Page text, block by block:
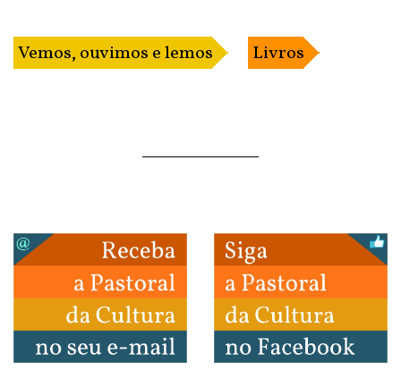
Vemos, ouvimos e lemos Livros